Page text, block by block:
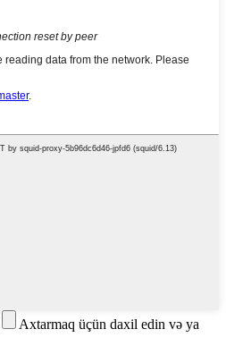
Axtarmaq üçün daxil edin və ya